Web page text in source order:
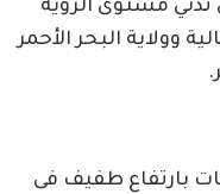
تدني مستوى الرؤية
وولاية البحر الأحمر
بارتفاع طفيف فى